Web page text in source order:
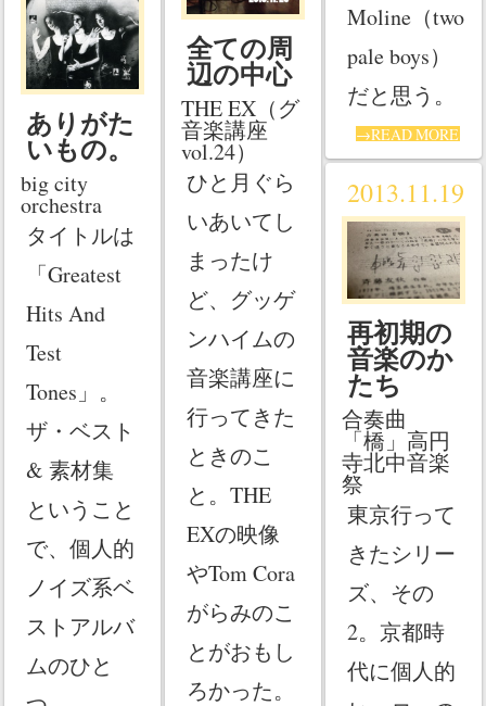
Moline（two
pale boys）
だと思う。
→READ MORE
全ての周
辺の中心
THE EX（グ
音楽講座
vol.24）
ひと月ぐら
いあいてし
まったけ
ど、グッゲ
ンハイムの
音楽講座に
行ってきた
ときのこ
と。THE
EXの映像
やTom Cora
がらみのこ
とがおもし
ろかった。
ありがた
いもの。
big city
orchestra
タイトルは
「Greatest
Hits And
Test
Tones」。
ザ・ベスト
& 素材集
ということ
で、個人的
ノイズ系ベ
ストアルバ
ムのひと
2013.11.19
再初期の
音楽のか
たち
合奏曲
「橋」高円
寺北中音楽
祭
東京行って
きたシリー
ズ、その
2。京都時
代に個人的